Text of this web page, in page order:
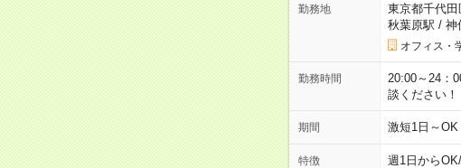
勤務地
東京都千代田
秋葉原駅 / 神
オフィス・
勤務時間
20:00～24：
談ください！
期間 激短1日～
特徴 週1日からOK/